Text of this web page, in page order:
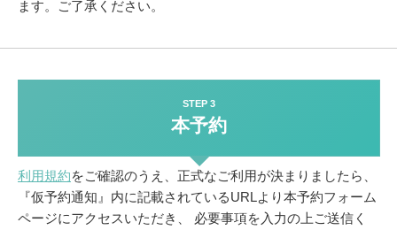
ます。ご了承ください。
STEP 3
本予約
利用規約をご確認のうえ、正式なご利用が決まりましたら、
『仮予約通知』内に記載されているURLより本予約フォーム
ページにアクセスいただき、
必要事項を入力の上ご送信く